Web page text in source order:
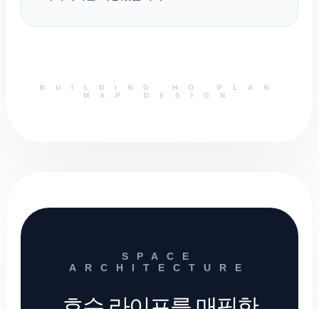
BUILDING HO PLAN
MAP DESIGN
SPACE
ARCHITECTURE